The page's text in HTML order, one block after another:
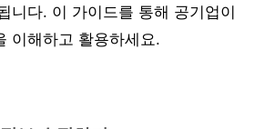
니다. 이 가이드를 통해 공기업이
이해하고 활용하세요.